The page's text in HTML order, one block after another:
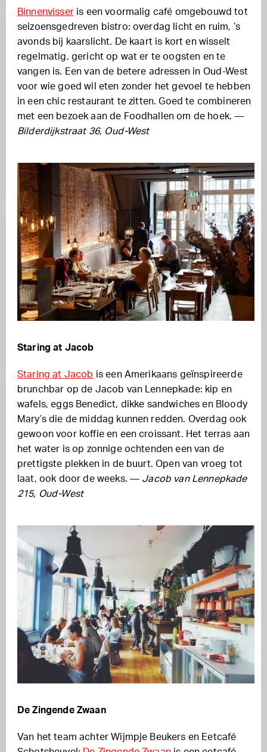
Binnenvisseris een voormalig café omgebouwd tot
seizoensgedreven bistro: overdag licht en ruim, ’s
avonds bij kaarslicht. De kaart is kort en wisselt
regelmatig, gericht op wat er te oogsten en te
vangen is. Een van de betere adressen in Oud-West
voor wie goed wil eten zonder het gevoel te hebben
in een chic restaurant te zitten. Goed te combineren
met een bezoek aan de Foodhallen om de hoek. —
Bilderdijkstraat 36, Oud-West
Staring at Jacob
Staring at Jacob is een Amerikaans geïnspireerde
brunchbar op de Jacob van Lennepkade: kip en
wafels, eggs Benedict, dikke sandwiches en Bloody
Mary’s die de middag kunnen redden. Overdag ook
gewoon voor koffie en een croissant. Het terras aan
het water is op zonnige ochtenden een van de
prettigste plekken in de buurt. Open van vroeg tot
laat, ook door de weeks. — Jacob van Lennepkade
215, Oud-West
De Zingende Zwaan
Van het team achter Wijmpje Beukers en Eetcafé